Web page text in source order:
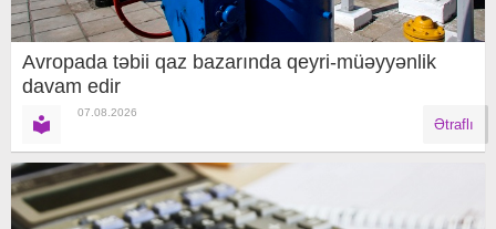
Avropada təbii qaz bazarında qeyri-müəyyənlik
davam edir
07.08.2026
Ətraflı